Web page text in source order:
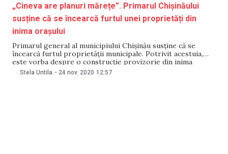
„Cineva are planuri mărețe”. Primarul Chișinăului
susține că se încearcă furtul unei proprietăți din
inima orașului
Primarul general al municipiului Chișinău susține că se
încearcă furtul proprietății municipale. Potrivit acestuia,
este vorba despre o construcție provizorie din inima
orașului, care de mulți ani a rămas abandonată. Ion Ceban nu
Stela Untila - 24 nov. 2020 12:57